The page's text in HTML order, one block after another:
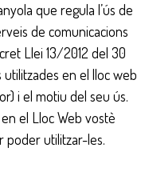
que regula l’ús de
de comunicacions
Llei 13/2012 del 30
en el lloc web
i el motiu del seu ús.
el Lloc Web vostè
poder utilitzar-les.